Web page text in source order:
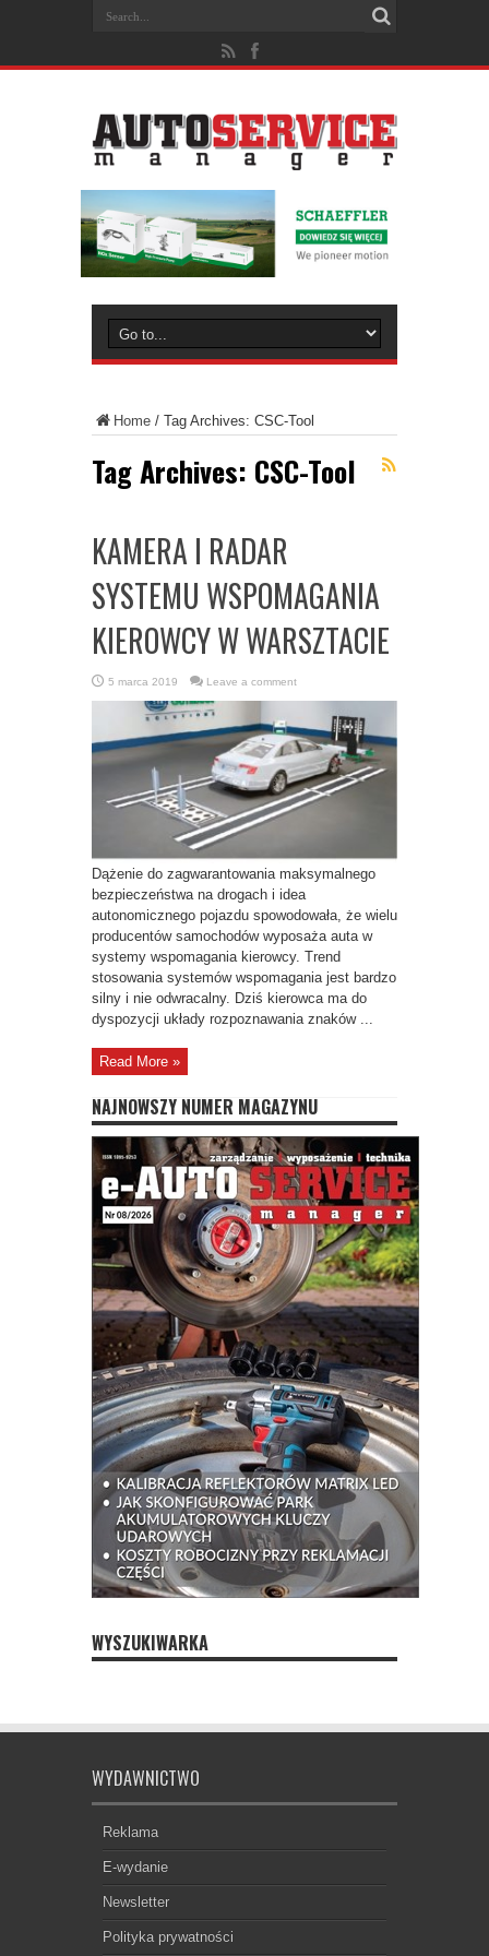
Home / Tag Archives: CSC-Tool
Tag Archives: CSC-Tool
KAMERA I RADAR
SYSTEMU WSPOMAGANIA
KIEROWCY W WARSZTACIE
5 marca 2019 Leave a comment
Dążenie do zagwarantowania maksymalnego
bezpieczeństwa na drogach i idea
autonomicznego pojazdu spowodowała, że wielu
producentów samochodów wyposaża auta w
systemy wspomagania kierowcy. Trend
stosowania systemów wspomagania jest bardzo
silny i nie odwracalny. Dziś kierowca ma do
dyspozycji układy rozpoznawania znaków ...
Read More »
NAJNOWSZY NUMER MAGAZYNU
WYSZUKIWARKA
WYDAWNICTWO
Reklama
E-wydanie
Newsletter
Polityka prywatności